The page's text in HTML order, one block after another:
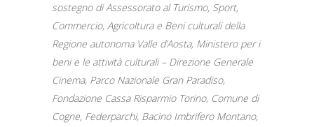
sostegno di Assessorato al Turismo, Sport,
Commercio, Agricoltura e Beni culturali della
Regione autonoma Valle d’Aosta, Ministero per i
beni e le attività culturali – Direzione Generale
Cinema, Parco Nazionale Gran Paradiso,
Fondazione Cassa Risparmio Torino, Comune di
Cogne, Federparchi, Bacino Imbrifero Montano,